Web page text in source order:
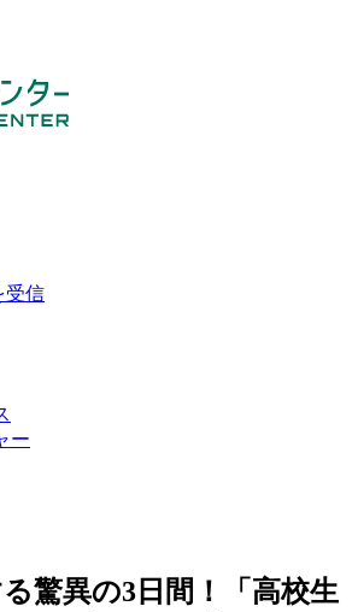
受信
ー
驚異の3日間！「高校生